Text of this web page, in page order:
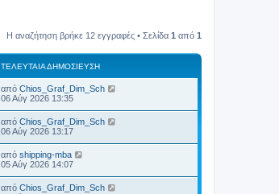
Η αναζήτηση βρήκε 12 εγγραφές • Σελίδα 1 από 1
ΤΕΛΕΥΤΑΊΑ ΔΗΜΟΣΊΕΥΣΗ
Τ
ε
υ
τ
α
ί
α
δ
η
από Chios_Graf_Dim_Sch
06 Αύγ 2026 13:35
Τ
ε
υ
τ
α
ί
από Chios_Graf_Dim_Sch
06 Αύγ 2026 13:17
Τ
ε
υ
από shipping-mba
05 Αύγ 2026 14:07
Τ
από Chios_Graf_Dim_Sch